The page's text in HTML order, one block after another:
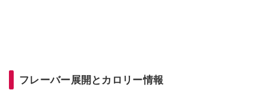
フレーバー展開とカロリー情報